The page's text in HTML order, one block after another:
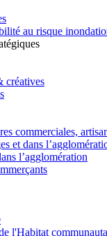
au risque
créatives
commerciales,
et dans
l’agglomération
l'Habitat